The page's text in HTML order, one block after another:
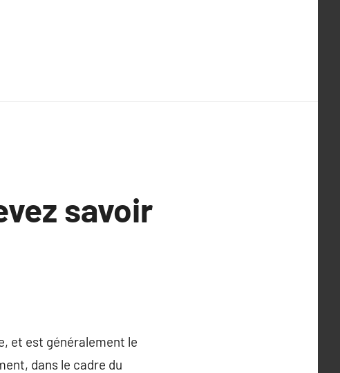
savoir
et est généralement le
dans le cadre du